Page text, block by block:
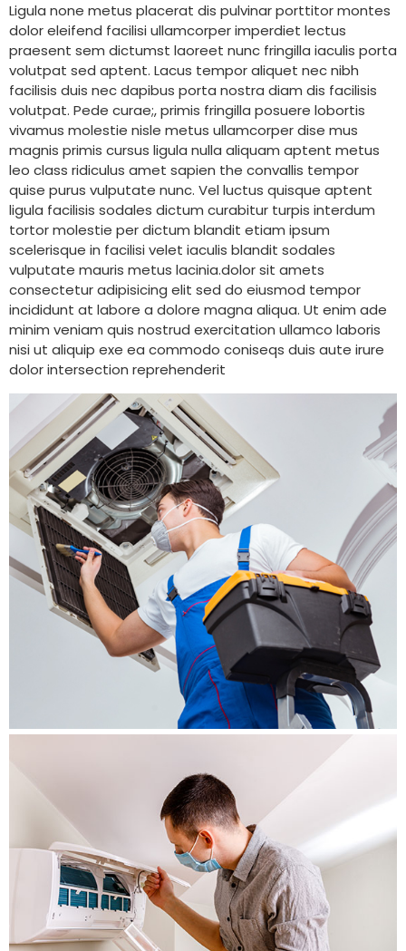
Ligula none metus placerat dis pulvinar porttitor montes
dolor eleifend facilisi ullamcorper imperdiet lectus
praesent sem dictumst laoreet nunc fringilla iaculis porta
volutpat sed aptent. Lacus tempor aliquet nec nibh
facilisis duis nec dapibus porta nostra diam dis facilisis
volutpat. Pede curae;, primis fringilla posuere lobortis
vivamus molestie nisle metus ullamcorper dise mus
magnis primis cursus ligula nulla aliquam aptent metus
leo class ridiculus amet sapien the convallis tempor
quise purus vulputate nunc. Vel luctus quisque aptent
ligula facilisis sodales dictum curabitur turpis interdum
tortor molestie per dictum blandit etiam ipsum
scelerisque in facilisi velet iaculis blandit sodales
vulputate mauris metus lacinia.dolor sit amets
consectetur adipisicing elit sed do eiusmod tempor
incididunt at labore a dolore magna aliqua. Ut enim ade
minim veniam quis nostrud exercitation ullamco laboris
nisi ut aliquip exe ea commodo coniseqs duis aute irure
dolor intersection reprehenderit